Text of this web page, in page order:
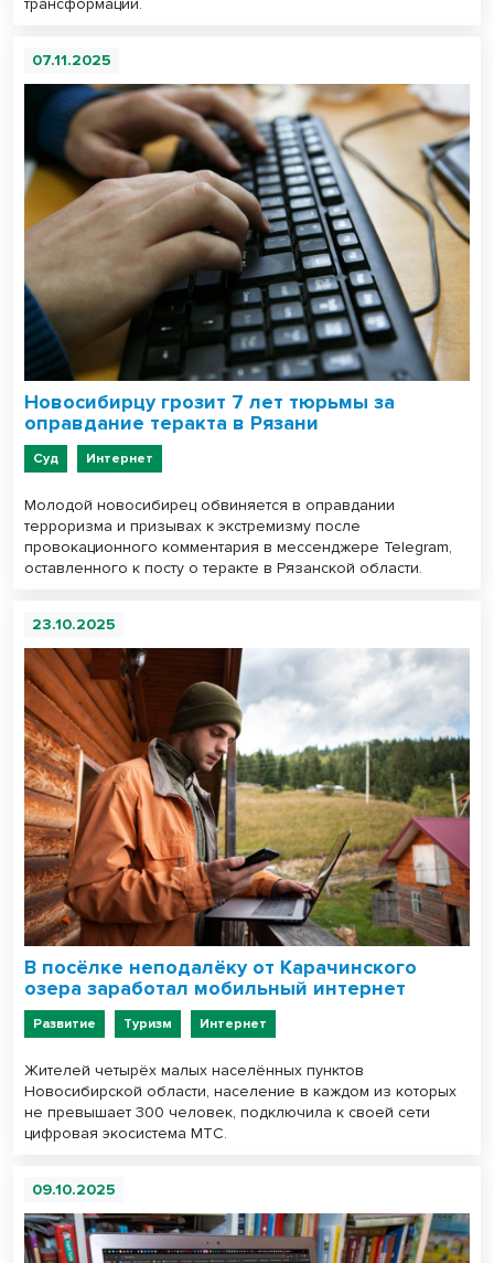
трансформации.
07.11.2025
Новосибирцу грозит 7 лет тюрьмы за
оправдание теракта в Рязани
Суд Интернет
Молодой новосибирец обвиняется в оправдании
терроризма и призывах к экстремизму после
провокационного комментария в мессенджере Telegram,
оставленного к посту о теракте в Рязанской области.
23.10.2025
В посёлке неподалёку от Карачинского
озера заработал мобильный интернет
Развитие Туризм Интернет
Жителей четырёх малых населённых пунктов
Новосибирской области, население в каждом из которых
не превышает 300 человек, подключила к своей сети
цифровая экосистема МТС.
09.10.2025